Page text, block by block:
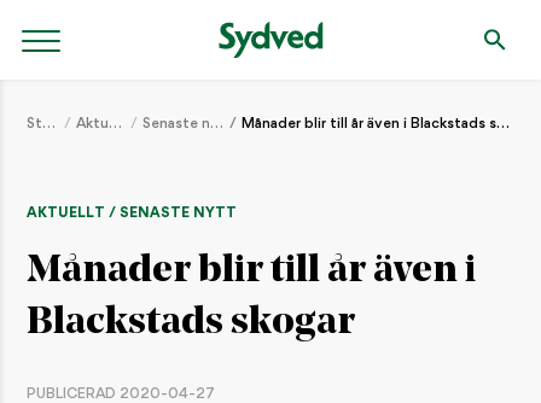
Start Aktuellt Senaste nytt Månader blir till år även i Blackstads skogar
AKTUELLT / SENASTE NYTT
Månader blir till år även i
Blackstads skogar
PUBLICERAD 2020-04-27